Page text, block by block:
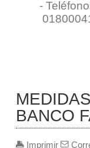
-
BANCO
Imprimir